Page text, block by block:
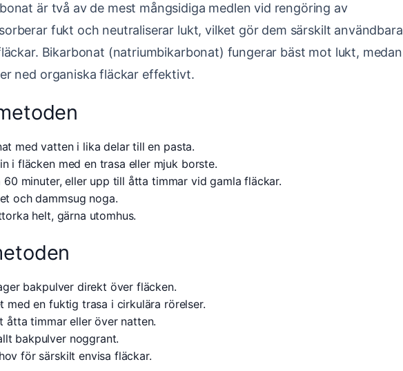
är två av de mest mångsidiga medlen vid rengöring av
fukt och neutraliserar lukt, vilket gör dem särskilt användbara
Bikarbonat (natriumbikarbonat) fungerar bäst mot lukt, medan
ned organiska fläckar effektivt.
med vatten i lika delar till en pasta.
i fläcken med en trasa eller mjuk borste.
60 minuter, eller upp till åtta timmar vid gamla fläckar.
och dammsug noga.
helt, gärna utomhus.
bakpulver direkt över fläcken.
med en fuktig trasa i cirkulära rörelser.
åtta timmar eller över natten.
bakpulver noggrant.
för särskilt envisa fläckar.